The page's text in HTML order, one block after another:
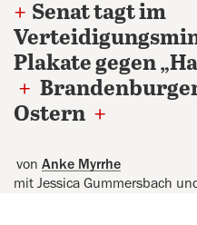
+ Senat tagt im
Plakate gegen
+
Ostern +
von Anke Myrrhe
mit Jessica Gummersbach